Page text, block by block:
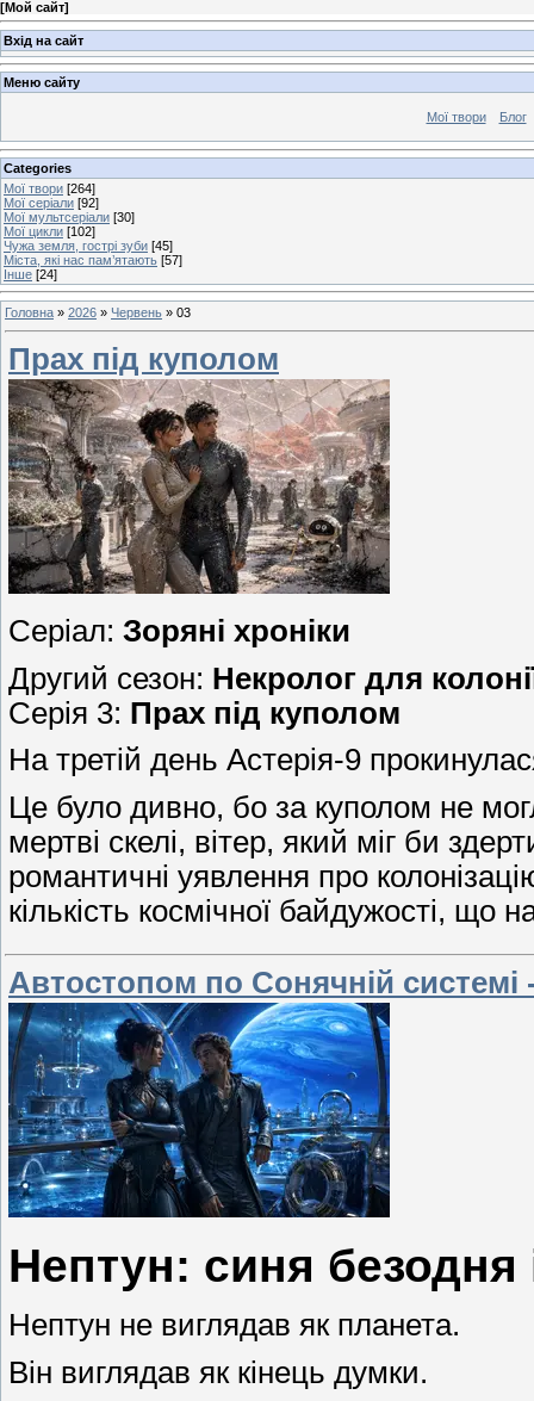
[Мой сайт]
Вхід на сайт
Меню сайту
Мої твори Блог
Categories
Мої твори [264]
Мої серіали [92]
Мої мультсеріали [30]
Мої цикли [102]
Чужа земля, гострі зуби [45]
Міста, які нас пам’ятають [57]
Інше [24]
Головна » 2026 » Червень » 03
Прах під куполом
Серіал: Зоряні хроніки
Другий сезон: Некролог для
Серія 3: Прах під куполом
На третій день Астерія-9
Це було дивно, бо за куполом не
мертві скелі, вітер, який міг би
романтичні уявлення про
кількість космічної байдужості, що
Автостопом по Сонячній системі
Нептун: синя
Нептун не виглядав як планета.
Він виглядав як кінець думки.